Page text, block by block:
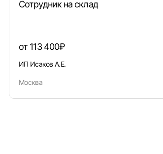
Сотрудник на склад
от 113 400₽
ИП Исаков А.Е.
Москва